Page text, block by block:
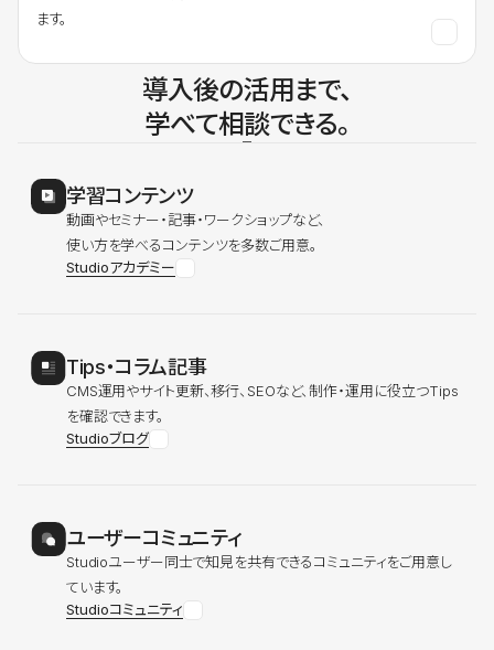
ます。
導入後の活用まで、
学べて相談できる。
学習コンテンツ
動画やセミナー・記事・ワークショップなど、
使い方を学べるコンテンツを多数ご用意。
Studioアカデミー
Tips・コラム記事
CMS運用やサイト更新、移行、SEOなど、制作・運用に役立つTips
を確認できます。
Studioブログ
ユーザーコミュニティ
Studioユーザー同士で知見を共有できるコミュニティをご用意し
ています。
Studioコミュニティ